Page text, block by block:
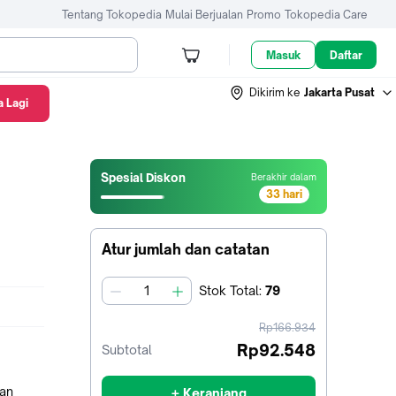
Tentang Tokopedia Mulai Berjualan Promo Tokopedia Care
Masuk Daftar
Dikirim ke Jakarta Pusat
Spesial Diskon Berakhir dalam
33 hari
32
Atur jumlah dan catatan
jumlah Stok Total: 79
harga
sebelum
Rp166.934
Subtotal Rp92.548
+ Keranjang
Lagi